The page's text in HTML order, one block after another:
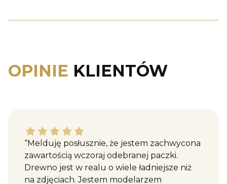
OPINIE KLIENTÓW
Katarzyna M. dał ocenę: 5
“Melduję posłusznie, że jestem zachwycona
zawartością wczoraj odebranej paczki.
Drewno jest w realu o wiele ładniejsze niż
na zdjęciach. Jestem modelarzem